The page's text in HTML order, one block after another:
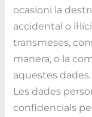
ocasioni la
accidental o
transmeses,
manera, o la
aquestes dades.
Les dades
confidencials